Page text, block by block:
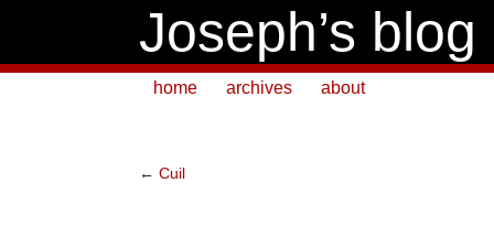
Joseph’s blog
home archives about
← Cuil